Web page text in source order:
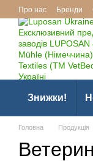
Перейти до
Про нас Бренди
Знижки!
Головна Продукція